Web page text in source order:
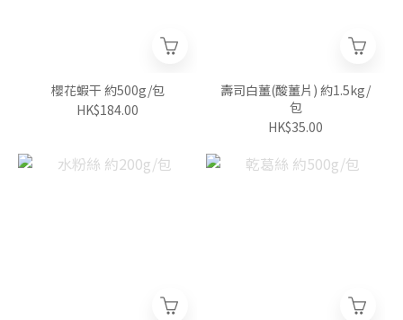
櫻花蝦干 約500g/包
HK$184.00
壽司白薑(酸薑片) 約1.5kg/
包
HK$35.00